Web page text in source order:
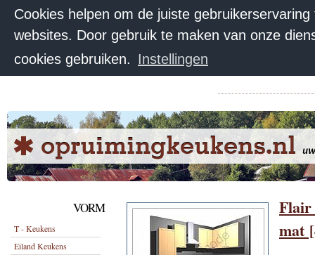
Cookies helpen om de juiste
websites. Door gebruik te maken van onze
cookies gebruiken. Instellingen
VORM
T - Keukens
Eiland Keukens
Flair
mat